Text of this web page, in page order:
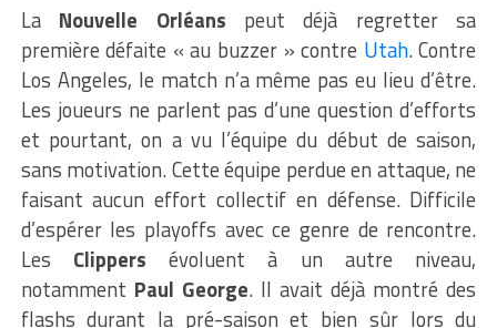
LaNouvelle Orléans peut déjà regretter sa
première défaite « au buzzer » contre Utah. Contre
Los Angeles, le match n’a même pas eu lieu d’être.
Les joueurs ne parlent pas d’une question d’efforts
et pourtant, on a vu l’équipe du début de saison,
sans motivation. Cette équipe perdue en attaque, ne
faisant aucun effort collectif en défense. Difficile
d’espérer les playoffs avec ce genre de rencontre.
Les Clippers évoluent à un autre niveau,
notamment Paul George. Il avait déjà montré des
flashs durant la pré-saison et bien sûr lors du